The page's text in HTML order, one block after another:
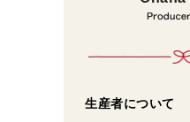
生産者について